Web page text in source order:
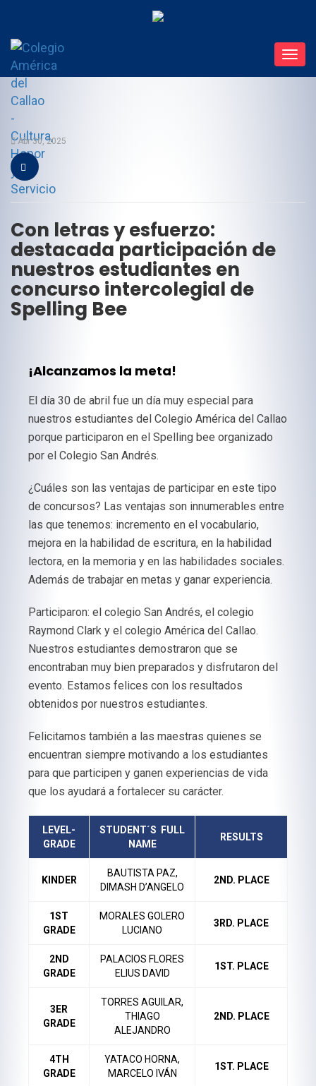
Abr 30, 2025
Con letras y esfuerzo:
destacada participación de
nuestros estudiantes en
concurso intercolegial de
Spelling Bee
¡Alcanzamos la meta!
El día 30 de abril fue un día muy especial para
nuestros estudiantes del Colegio América del Callao
porque participaron en el Spelling bee organizado
por el Colegio San Andrés.
¿Cuáles son las ventajas de participar en este tipo
de concursos? Las ventajas son innumerables entre
las que tenemos: incremento en el vocabulario,
mejora en la habilidad de escritura, en la habilidad
lectora, en la memoria y en las habilidades sociales.
Además de trabajar en metas y ganar experiencia.
Participaron: el colegio San Andrés, el colegio
Raymond Clark y el colegio América del Callao.
Nuestros estudiantes demostraron que se
encontraban muy bien preparados y disfrutaron del
evento. Estamos felices con los resultados
obtenidos por nuestros estudiantes.
Felicitamos también a las maestras quienes se
encuentran siempre motivando a los estudiantes
para que participen y ganen experiencias de vida
que los ayudará a fortalecer su carácter.
LEVEL-
GRADE
STUDENT´S FULL
NAME
RESULTS
KINDER
BAUTISTA PAZ,
DIMASH D’ANGELO
2ND. PLACE
1ST
GRADE
MORALES GOLERO
LUCIANO
3RD. PLACE
2ND
GRADE
PALACIOS FLORES
ELIUS DAVID
1ST. PLACE
3ER
GRADE
TORRES AGUILAR,
THIAGO
ALEJANDRO
2ND. PLACE
4TH
GRADE
YATACO HORNA,
MARCELO IVÁN
1ST. PLACE